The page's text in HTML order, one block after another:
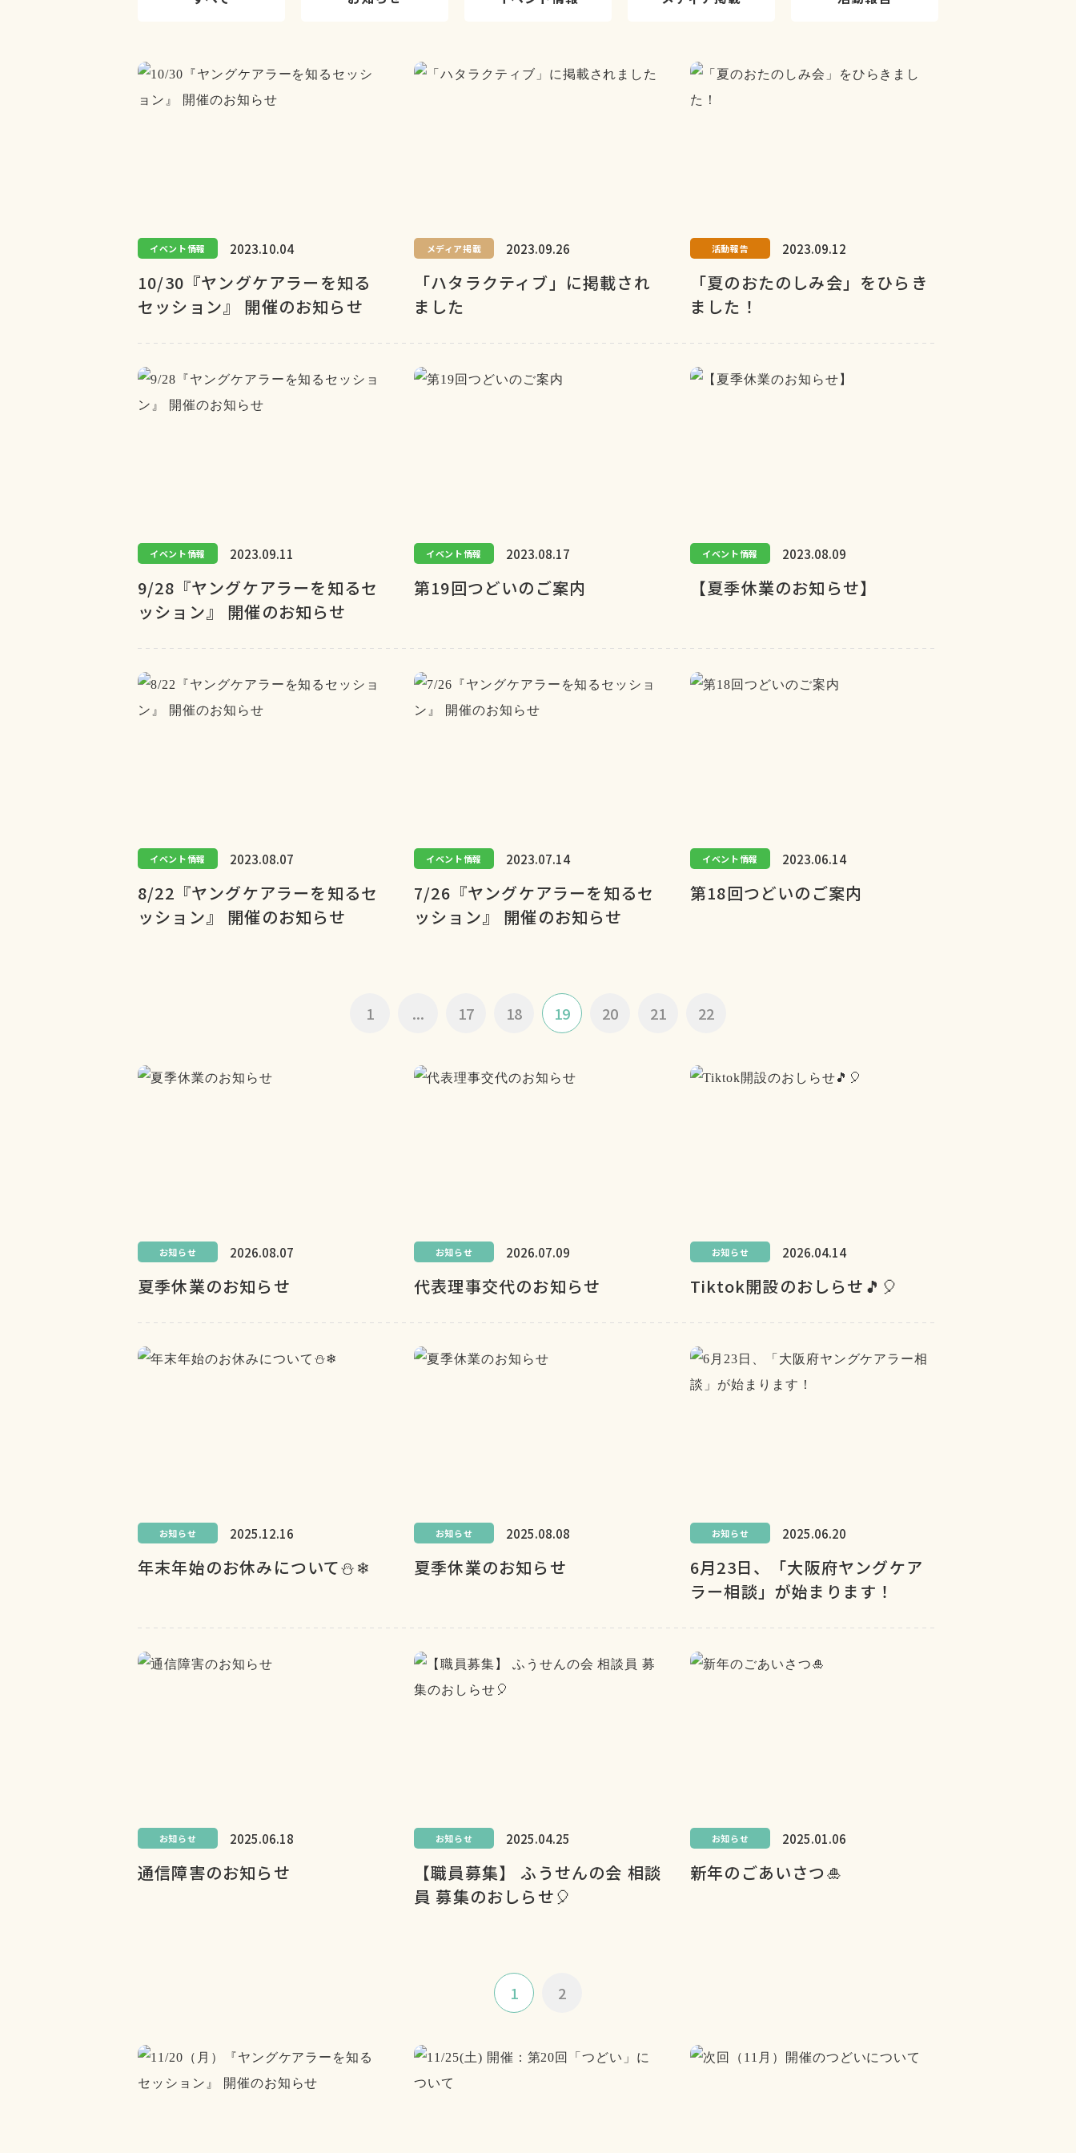
イベント情報 2023.10.04
10/30『ヤングケアラーを知る
セッション』 開催のお知らせ
メディア掲載 2023.09.26
「ハタラクティブ」に掲載され
ました
活動報告 2023.09.12
「夏のおたのしみ会」をひらき
ました！
イベント情報 2023.09.11
9/28『ヤングケアラーを知るセ
ッション』 開催のお知らせ
イベント情報 2023.08.17
第19回つどいのご案内
イベント情報 2023.08.09
【夏季休業のお知らせ】
イベント情報 2023.08.07
8/22『ヤングケアラーを知るセ
ッション』 開催のお知らせ
イベント情報 2023.07.14
7/26『ヤングケアラーを知るセ
ッション』 開催のお知らせ
イベント情報 2023.06.14
第18回つどいのご案内
1 ... 17 18 19 20 21 22
お知らせ 2026.08.07
夏季休業のお知らせ
お知らせ 2026.07.09
代表理事交代のお知らせ
お知らせ 2026.04.14
Tiktok開設のおしらせ🎵🎈
お知らせ 2025.12.16
年末年始のお休みについて⛄❄
お知らせ 2025.08.08
夏季休業のお知らせ
お知らせ 2025.06.20
6月23日、「大阪府ヤングケア
ラー相談」が始まります！
お知らせ 2025.06.18
通信障害のお知らせ
お知らせ 2025.04.25
【職員募集】 ふうせんの会 相談
員 募集のおしらせ🎈
お知らせ 2025.01.06
新年のごあいさつ🎍
1 2